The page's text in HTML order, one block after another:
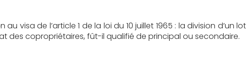
visa de l’article 1 de la loi du 10 juillet 1965 : la division
des copropriétaires, fût-il qualifié de principal ou secondaire.